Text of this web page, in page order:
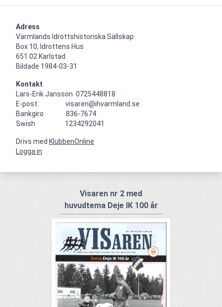
Adress
Värmlands Idrottshistoriska Sällskap
Box 10, Idrottens Hus
651 02 Karlstad
Bildade 1984-03-31
Kontakt
Lars-Erik Jansson  0725448818
E-post:                  visaren@ihvarmland.se
Bankgiro               836-7674
Swish                    1234292041
Drivs med KlubbenOnline
Logga in
Visaren nr 2 med
huvudtema Deje IK 100 år